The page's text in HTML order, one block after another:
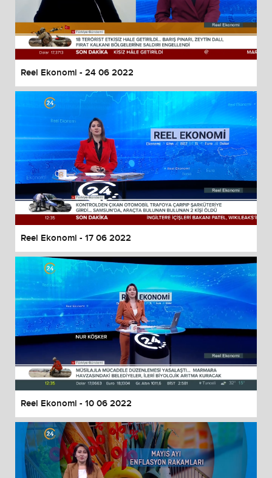
Reel Ekonomi - 24 06 2022
Reel Ekonomi - 17 06 2022
Reel Ekonomi - 10 06 2022